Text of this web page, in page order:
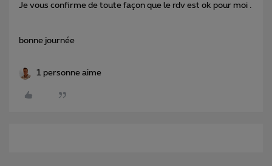
Je vous confirme de toute façon que le rdv est ok pour moi .
bonne journée
1 personne aime